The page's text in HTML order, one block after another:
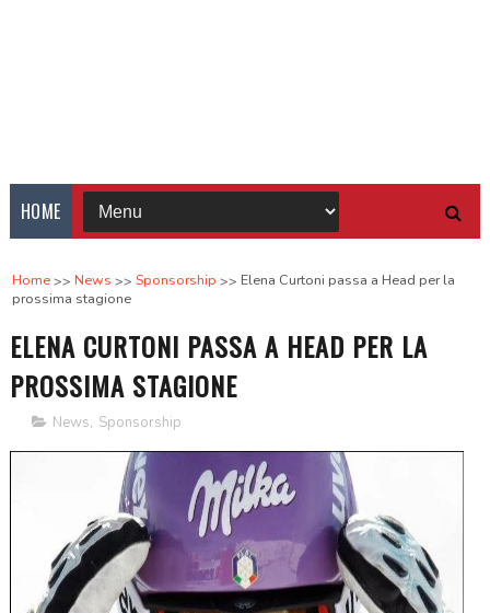
HOME
Home News Sponsorship
Elena Curtoni passa a Head per la
prossima stagione
ELENA CURTONI PASSA A HEAD PER LA
PROSSIMA STAGIONE
News, Sponsorship